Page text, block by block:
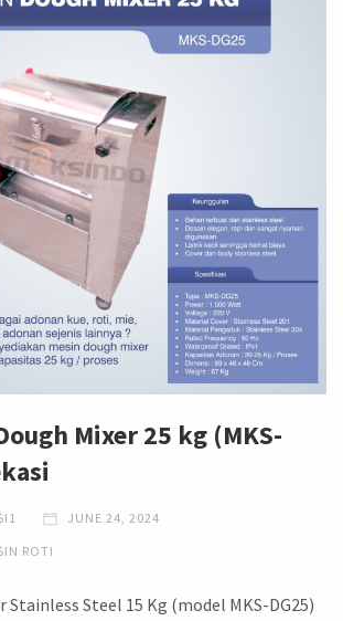
Mixer 25 kg (MKS-
JUNE 24, 2024
ROTI
Stainless Steel 15 Kg (model MKS-DG25)